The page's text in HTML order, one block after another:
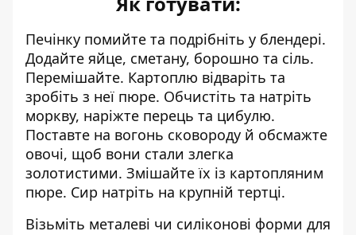
Печінку помийте та подрібніть у блендері.
Додайте яйце, сметану, борошно та сіль.
Перемішайте. Картоплю відваріть та
зробіть з неї пюре. Обчистіть та натріть
моркву, наріжте перець та цибулю.
Поставте на вогонь сковороду й обсмажте
овочі, щоб вони стали злегка
золотистими. Змішайте їх із картопляним
пюре. Сир натріть на крупній тертці.
Візьміть металеві чи силіконові форми для